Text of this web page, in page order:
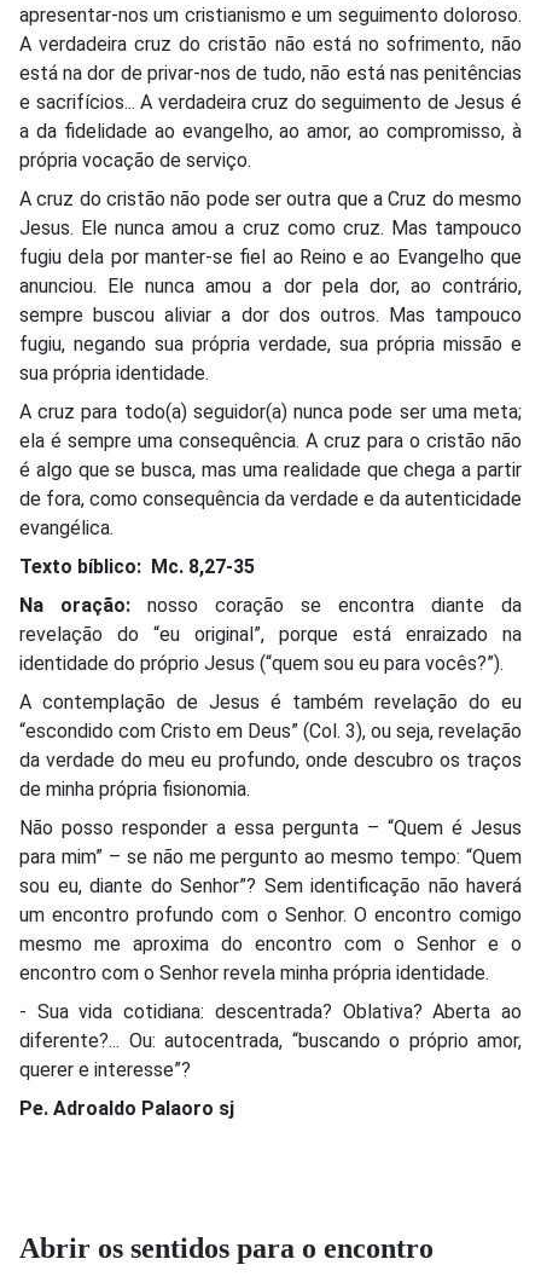
apresentar-nos um cristianismo e um seguimento doloroso.
A verdadeira cruz do cristão não está no sofrimento, não
está na dor de privar-nos de tudo, não está nas penitências
e sacrifícios... A verdadeira cruz do seguimento de Jesus é
a da fidelidade ao evangelho, ao amor, ao compromisso, à
própria vocação de serviço.
A cruz do cristão não pode ser outra que a Cruz do mesmo
Jesus. Ele nunca amou a cruz como cruz. Mas tampouco
fugiu dela por manter-se fiel ao Reino e ao Evangelho que
anunciou. Ele nunca amou a dor pela dor, ao contrário,
sempre buscou aliviar a dor dos outros. Mas tampouco
fugiu, negando sua própria verdade, sua própria missão e
sua própria identidade.
A cruz para todo(a) seguidor(a) nunca pode ser uma meta;
ela é sempre uma consequência. A cruz para o cristão não
é algo que se busca, mas uma realidade que chega a partir
de fora, como consequência da verdade e da autenticidade
evangélica.
Texto bíblico: Mc. 8,27-35
Na oração: nosso coração se encontra diante da
revelação do “eu original”, porque está enraizado na
identidade do próprio Jesus (“quem sou eu para vocês?”).
A contemplação de Jesus é também revelação do eu
“escondido com Cristo em Deus” (Col. 3), ou seja, revelação
da verdade do meu eu profundo, onde descubro os traços
de minha própria fisionomia.
Não posso responder a essa pergunta – “Quem é Jesus
para mim” – se não me pergunto ao mesmo tempo: “Quem
sou eu, diante do Senhor”? Sem identificação não haverá
um encontro profundo com o Senhor. O encontro comigo
mesmo me aproxima do encontro com o Senhor e o
encontro com o Senhor revela minha própria identidade.
- Sua vida cotidiana: descentrada? Oblativa? Aberta ao
diferente?... Ou: autocentrada, “buscando o próprio amor,
querer e interesse”?
Pe. Adroaldo Palaoro sj
Abrir os sentidos para o encontro